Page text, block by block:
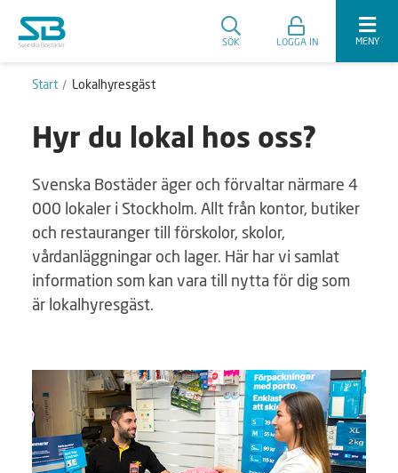
SÖK LOGGA IN MENY
Start Lokalhyresgäst
Hyr du lokal hos oss?
Svenska Bostäder äger och förvaltar närmare 4
000 lokaler i Stockholm. Allt från kontor, butiker
och restauranger till förskolor, skolor,
vårdanläggningar och lager. Här har vi samlat
information som kan vara till nytta för dig som
är lokalhyresgäst.